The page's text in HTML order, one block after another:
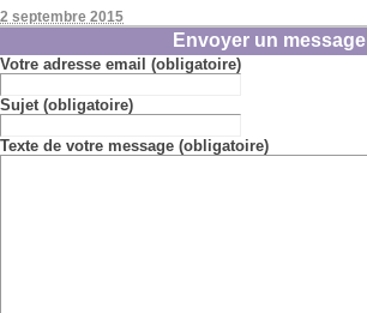
2 septembre 2015
Envoyer un message
Votre adresse email (obligatoire)
Sujet (obligatoire)
Texte de votre message (obligatoire)